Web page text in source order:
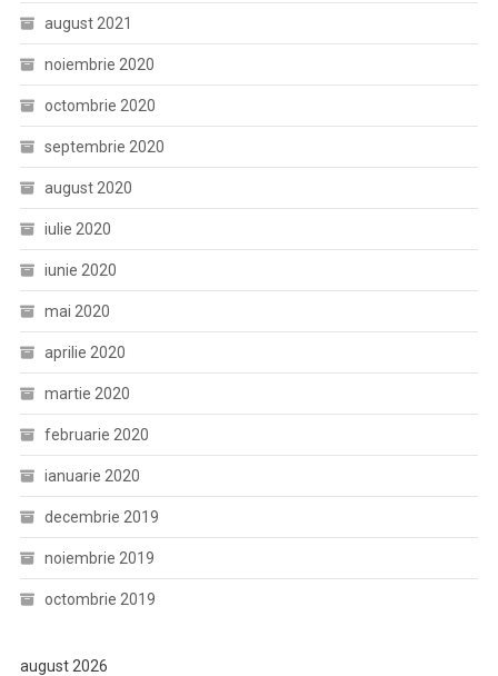
august 2021
noiembrie 2020
octombrie 2020
septembrie 2020
august 2020
iulie 2020
iunie 2020
mai 2020
aprilie 2020
martie 2020
februarie 2020
ianuarie 2020
decembrie 2019
noiembrie 2019
octombrie 2019
august 2026